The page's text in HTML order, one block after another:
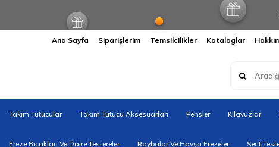
Ana Sayfa Siparişlerim Temsilcilikler Kataloglar
Takım Tutucular Takım Tutucu Aksesuarları Pensler Kılavuzlar
Freze Bıçakları Ve Daire Testereler Raybalar Ve Havşa Frezeler Serit